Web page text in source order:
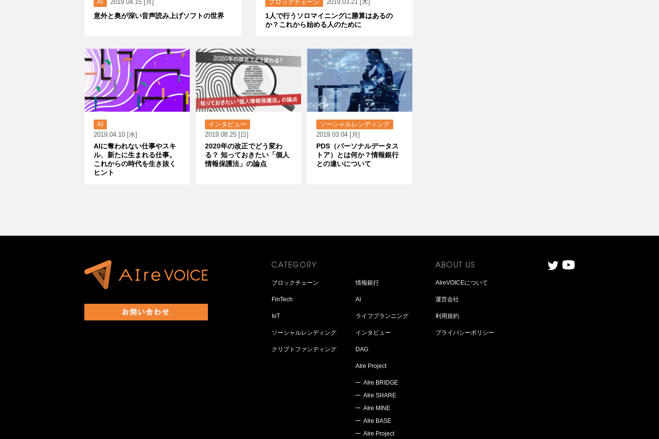
AI 2019.04.15 [月]
意外と奥が深い音声読み上げソフトの世界
ブロックチェーン 2019.03.21 [木]
1人で行うソロマイニングに勝算はあるの
か？これから始める人のために
AI
2019.04.10 [水]
AIに奪われない仕事やスキ
ル、新たに生まれる仕事。
これからの時代を生き抜く
ヒント
インタビュー
2019.08.25 [日]
2020年の改正でどう変わ
る？ 知っておきたい「個人
情報保護法」の論点
ソーシャルレンディング
2019.03.04 [月]
PDS（パーソナルデータス
トア）とは何か？情報銀行
との違いについて
ブロックチェーン
FinTech
IoT
ソーシャルレンディング
クリプトファンディング
情報銀行
AI
ライフプランニング
インタビュー
DAG
AIre Project
AIre BRIDGE
AIre SHARE
AIre MINE
AIre BASE
AIre Project
AIreVOICEについて
運営会社
利用規約
プライバシーポリシー